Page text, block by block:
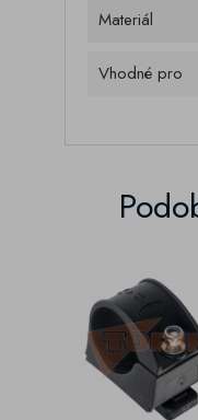
Materiál
Vhodné pro